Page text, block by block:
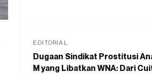
EDITORIAL
Dugaan Sindikat Prostitusi
M yang Libatkan WNA: Dari